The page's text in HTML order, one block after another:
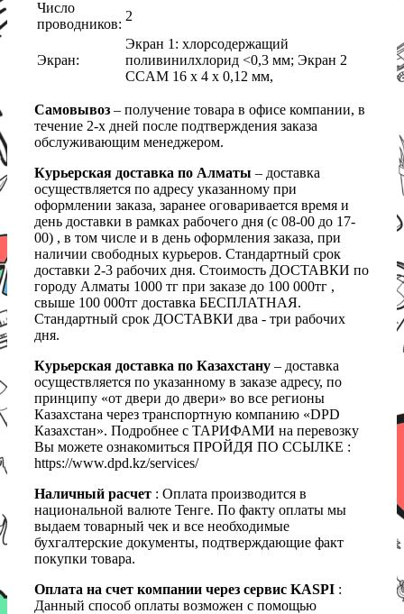
Число
проводников:
2
Экран:
Экран 1: хлорсодержащий
поливинилхлорид <0,3 мм; Экран 2
CCAM 16 x 4 х 0,12 мм,
Самовывоз – получение товара в офисе компании, в
течение 2-х дней после подтверждения заказа
обслуживающим менеджером.
Курьерская доставка по Алматы – доставка
осуществляется по адресу указанному при
оформлении заказа, заранее оговаривается время и
день доставки в рамках рабочего дня (с 08-00 до 17-
00) , в том числе и в день оформления заказа, при
наличии свободных курьеров. Стандартный срок
доставки 2-3 рабочих дня. Стоимость ДОСТАВКИ по
городу Алматы 1000 тг при заказе до 100 000тг ,
свыше 100 000тг доставка БЕСПЛАТНАЯ.
Стандартный срок ДОСТАВКИ два - три рабочих
дня.
Курьерская доставка по Казахстану – доставка
осуществляется по указанному в заказе адресу, по
принципу «от двери до двери» во все регионы
Казахстана через транспортную компанию «DPD
Казахстан». Подробнее с ТАРИФАМИ на перевозку
Вы можете ознакомиться ПРОЙДЯ ПО ССЫЛКЕ :
https://www.dpd.kz/services/
Наличный расчет : Оплата производится в
национальной валюте Тенге. По факту оплаты мы
выдаем товарный чек и все необходимые
бухгалтерские документы, подтверждающие факт
покупки товара.
Оплата на счет компании через сервис KASPI :
Данный способ оплаты возможен с помощью